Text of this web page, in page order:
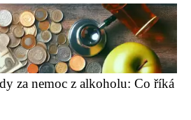
za nemoc z alkoholu: Co říká